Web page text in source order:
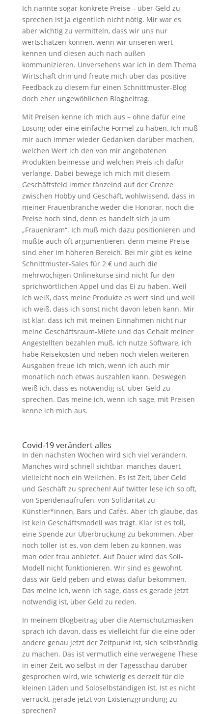
Ich nannte sogar konkrete Preise – über Geld zu
sprechen ist ja eigentlich nicht nötig. Mir war es
aber wichtig zu vermitteln, dass wir uns nur
wertschätzen können, wenn wir unseren wert
kennen und diesen auch nach außen
kommunizieren. Unversehens war ich in dem Thema
Wirtschaft drin und freute mich über das positive
Feedback zu diesem für einen Schnittmuster-Blog
doch eher ungewöhlichen Blogbeitrag.
Mit Preisen kenne ich mich aus – ohne dafür eine
Lösung oder eine einfache Formel zu haben. Ich muß
mir auch immer wieder Gedanken darüber machen,
welchen Wert ich den von mir angebotenen
Produkten beimesse und welchen Preis ich dafür
verlange. Dabei bewege ich mich mit diesem
Geschäftsfeld immer tänzelnd auf der Grenze
zwischen Hobby und Geschäft, wohlwissend, dass in
meiner Frauenbranche weder die Honorar, noch die
Preise hoch sind, denn es handelt sich ja um
„Frauenkram“. Ich muß mich dazu positionieren und
mußte auch oft argumentieren, denn meine Preise
sind eher im höheren Bereich. Bei mir gibt es keine
Schnittmuster-Sales für 2 € und auch die
mehrwöchigen Onlinekurse sind nicht für den
sprichwörtlichen Appel und das Ei zu haben. Weil
ich weiß, dass meine Produkte es wert sind und weil
ich weiß, dass ich sonst nicht davon leben kann. Mir
ist klar, dass ich mit meinen Einnahmen nicht nur
meine Geschäftsraum-Miete und das Gehalt meiner
Angestellten bezahlen muß. Ich nutze Software, ich
habe Reisekosten und neben noch vielen weiteren
Ausgaben freue ich mich, wenn ich auch mir
monatlich noch etwas auszahlen kann. Deswegen
weiß ich, dass es notwendig ist, über Geld zu
sprechen. Das meine ich, wenn ich sage, mit Preisen
kenne ich mich aus.
Covid-19 verändert alles
In den nächsten Wochen wird sich viel verändern.
Manches wird schnell sichtbar, manches dauert
vielleicht noch ein Weilchen. Es ist Zeit, über Geld
und Geschäft zu sprechen! Auf twitter lese ich so oft,
von Spendenaufrufen, von Solidarität zu
Künstler*innen, Bars und Cafés. Aber ich glaube, das
ist kein Geschäftsmodell was trägt. Klar ist es toll,
eine Spende zur Überbrückung zu bekommen. Aber
noch toller ist es, von dem leben zu können, was
man oder frau anbietet. Auf Dauer wird das Soli-
Modell nicht funktionieren. Wir sind es gewohnt,
dass wir Geld geben und etwas dafür bekommen.
Das meine ich, wenn ich sage, dass es gerade jetzt
notwendig ist, über Geld zu reden.
In meinem Blogbeitrag über die Atemschutzmasken
sprach ich davon, dass es vielleicht für die eine oder
andere genau jetzt der Zeitpunkt ist, sich selbständig
zu machen. Das ist vermutlich eine verwegene These
in einer Zeit, wo selbst in der Tagesschau darüber
gesprochen wird, wie schwierig es derzeit für die
kleinen Läden und Soloselbständigen ist. Ist es nicht
verrückt, gerade jetzt von Existenzgründung zu
sprechen?